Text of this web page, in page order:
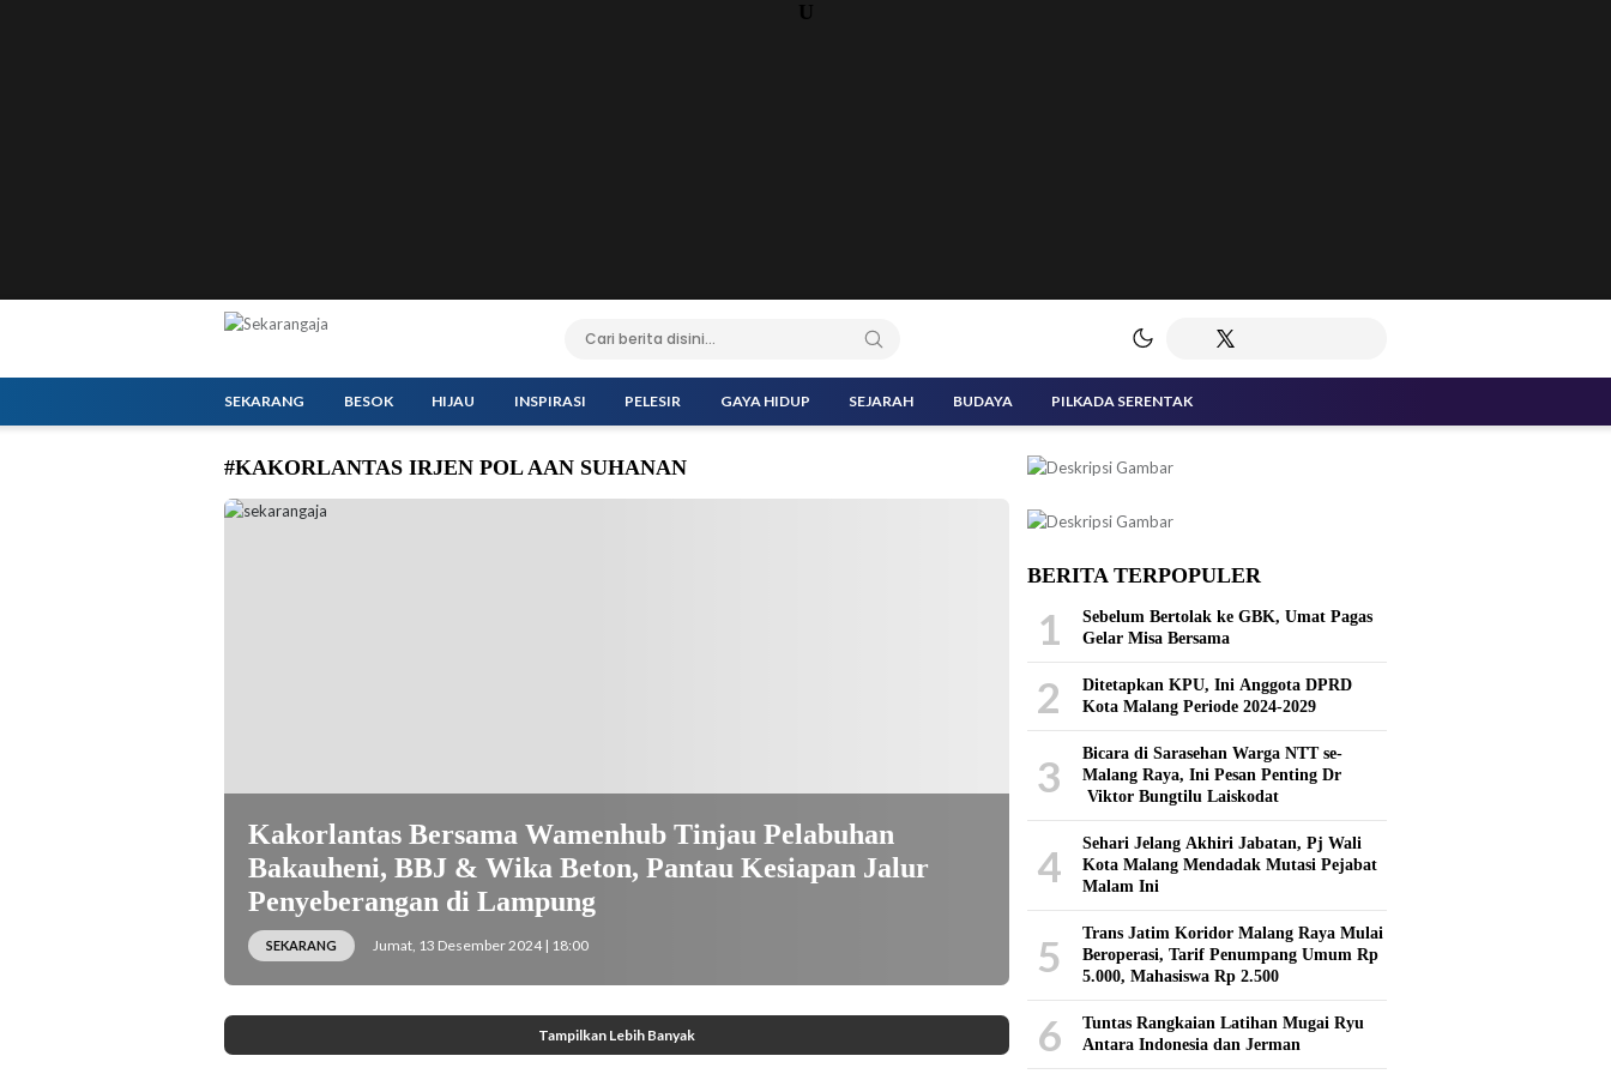
U
SEKARANG BESOK HIJAU INSPIRASI PELESIR GAYA HIDUP SEJARAH BUDAYA PILKADA SERENTAK
#KAKORLANTAS IRJEN POL AAN SUHANAN
Wakil Menteri Perhubungan (Wamenhub) Suntana didampingi Kakorlantas Polri Irjen Pol Aan Suhanan meninjau
Kakorlantas Bersama Wamenhub Tinjau Pelabuhan
Bakauheni, BBJ & Wika Beton, Pantau Kesiapan Jalur
Penyeberangan di Lampung
SEKARANG Jumat, 13 Desember 2024 | 18:00
Tampilkan Lebih Banyak
BERITA TERPOPULER
1
Sebelum Bertolak ke GBK, Umat Pagas
Gelar Misa Bersama
2
Ditetapkan KPU, Ini Anggota DPRD
Kota Malang Periode 2024-2029
3
Bicara di Sarasehan Warga NTT se-
Malang Raya, Ini Pesan Penting Dr
Viktor Bungtilu Laiskodat
4
Sehari Jelang Akhiri Jabatan, Pj Wali
Kota Malang Mendadak Mutasi Pejabat
Malam Ini
5
Trans Jatim Koridor Malang Raya Mulai
Beroperasi, Tarif Penumpang Umum Rp
5.000, Mahasiswa Rp 2.500
6
Tuntas Rangkaian Latihan Mugai Ryu
Antara Indonesia dan Jerman